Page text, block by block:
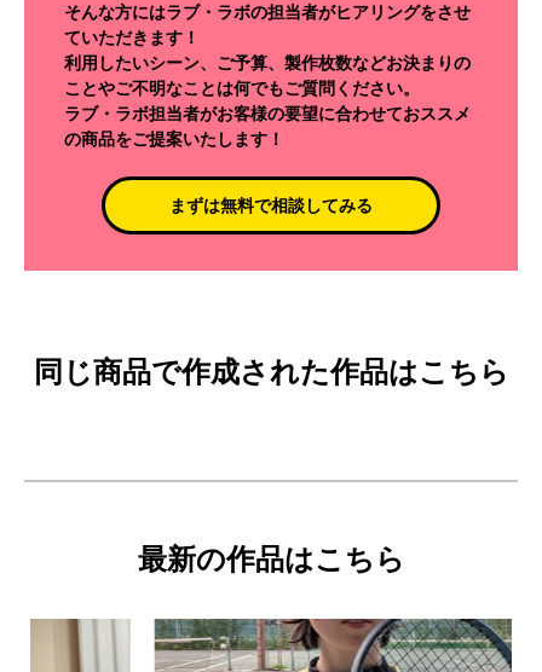
そんな方にはラブ・ラボの担当者がヒアリングをさせ
ていただきます！
利用したいシーン、ご予算、製作枚数などお決まりの
ことやご不明なことは何でもご質問ください。
ラブ・ラボ担当者がお客様の要望に合わせておススメ
の商品をご提案いたします！
まずは無料で相談してみる
同じ商品で作成された作品はこちら
最新の作品はこちら